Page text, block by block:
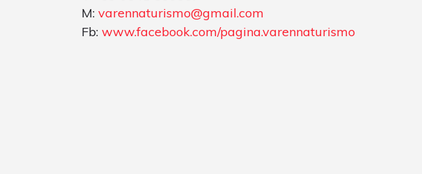
M: varennaturismo@gmail.com
Fb: www.facebook.com/pagina.varennaturismo